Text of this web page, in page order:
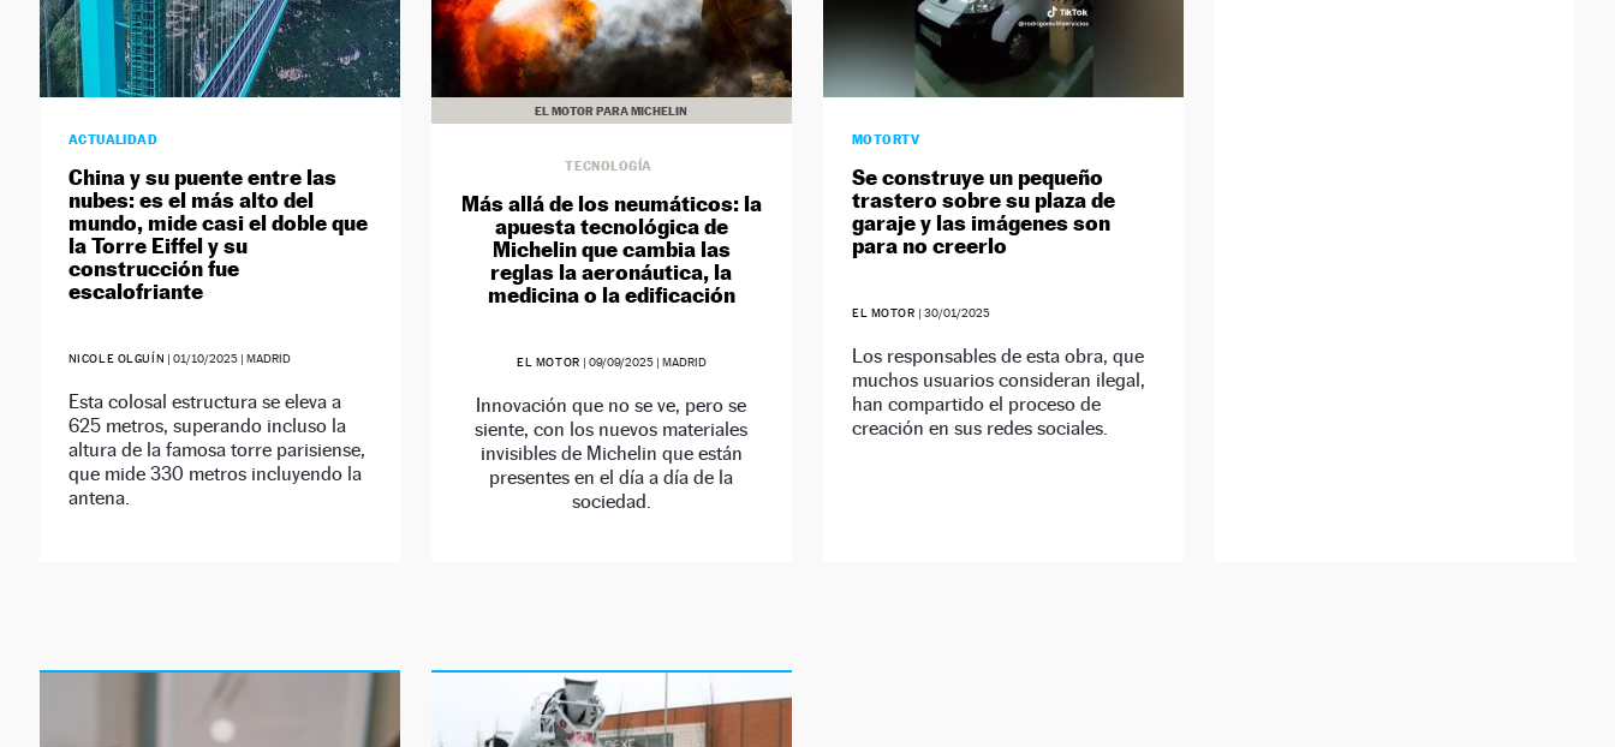
ACTUALIDAD
China y su puente entre las
nubes: es el más alto del
mundo, mide casi el doble que
la Torre Eiffel y su
construcción fue
escalofriante
NICOLE OLGUÍN |01/10/2025 | MADRID
Esta colosal estructura se eleva a
625 metros, superando incluso la
altura de la famosa torre parisiense,
que mide 330 metros incluyendo la
antena.
EL MOTOR PARA MICHELIN
TECNOLOGÍA
Más allá de los neumáticos: la
apuesta tecnológica de
Michelin que cambia las
reglas la aeronáutica, la
medicina o la edificación
EL MOTOR | 09/09/2025| MADRID
Innovación que no se ve, pero se
siente, con los nuevos materiales
invisibles de Michelin que están
presentes en el día a día de la
sociedad.
MOTORTV
Se construye un pequeño
trastero sobre su plaza de
garaje y las imágenes son
para no creerlo
EL MOTOR | 30/01/2025
Los responsables de esta obra, que
muchos usuarios consideran ilegal,
han compartido el proceso de
creación en sus redes sociales.